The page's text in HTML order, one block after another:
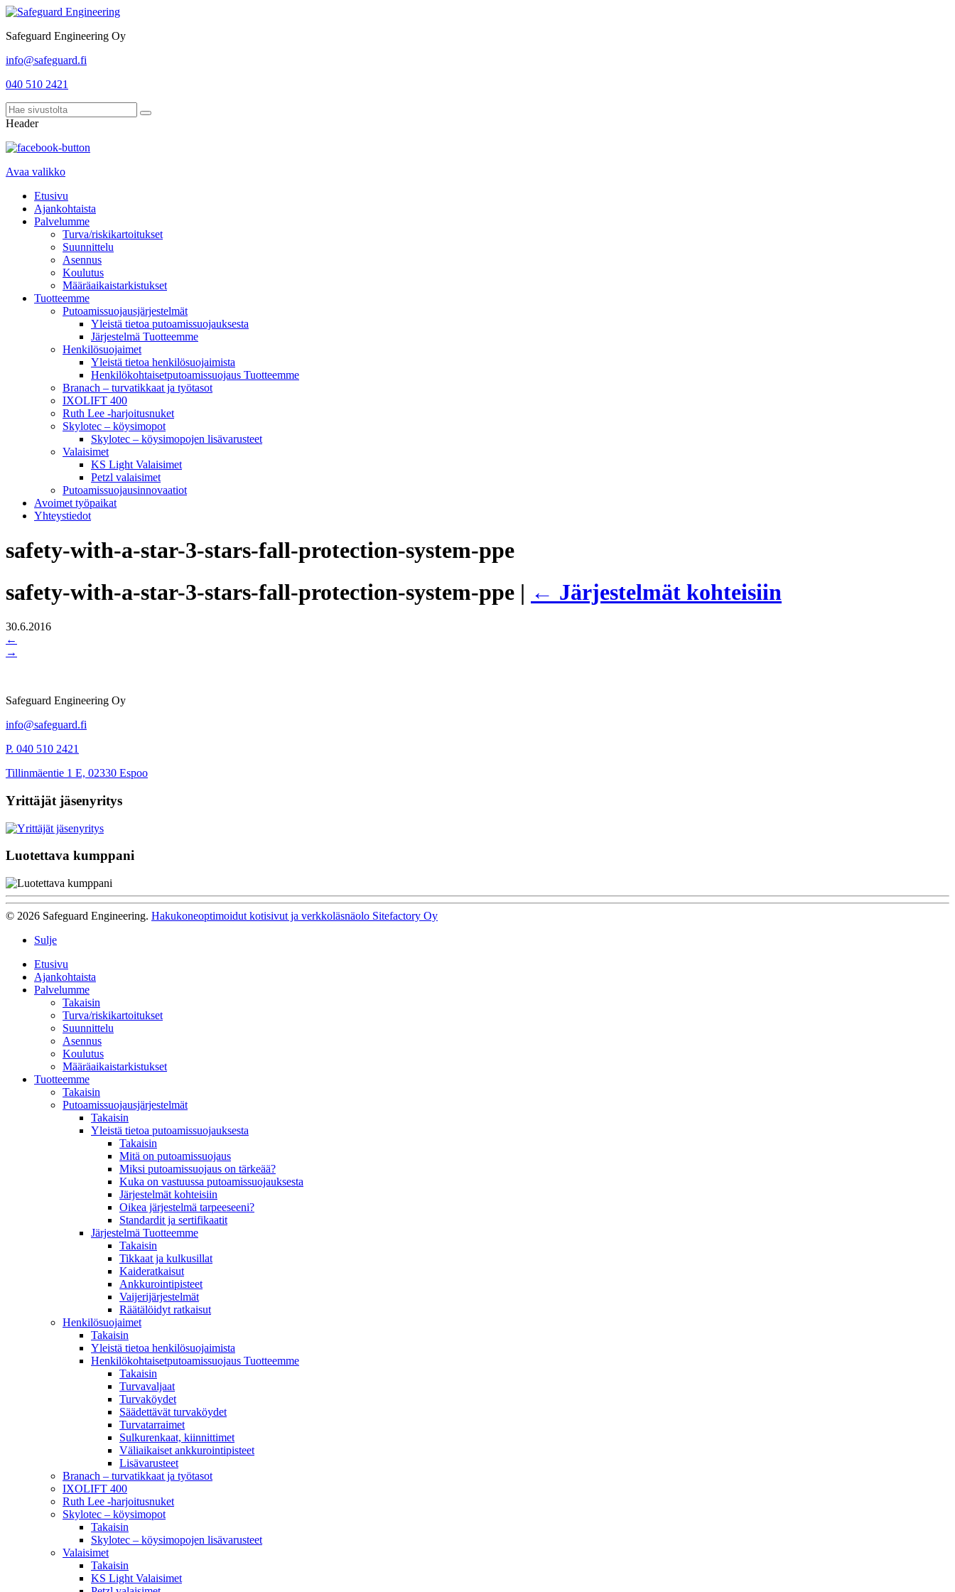
Safeguard Engineering Oy
info@safeguard.fi
040 510 2421
Header
Avaa valikko
Etusivu
Ajankohtaista
Palvelumme
Turva/riskikartoitukset
Suunnittelu
Asennus
Koulutus
Määräaikaistarkistukset
Tuotteemme
Putoamissuojausjärjestelmät
Yleistä tietoa putoamissuojauksesta
Järjestelmä Tuotteemme
Henkilösuojaimet
Yleistä tietoa henkilösuojaimista
Henkilökohtaisetputoamissuojaus Tuotteemme
Branach – turvatikkaat ja työtasot
IXOLIFT 400
Ruth Lee -harjoitusnuket
Skylotec – köysimopot
Skylotec – köysimopojen lisävarusteet
Valaisimet
KS Light Valaisimet
Petzl valaisimet
Putoamissuojausinnovaatiot
Avoimet työpaikat
Yhteystiedot
safety-with-a-star-3-stars-fall-protection-system-ppe
safety-with-a-star-3-stars-fall-protection-system-ppe | ← Järjestelmät kohteisiin
30.6.2016
←
→
Safeguard Engineering Oy
info@safeguard.fi
P. 040 510 2421
Tillinmäentie 1 E, 02330 Espoo
Yrittäjät jäsenyritys
Luotettava kumppani
© 2026 Safeguard Engineering. Hakukoneoptimoidut kotisivut ja verkkoläsnäolo Sitefactory Oy
Sulje
Etusivu
Ajankohtaista
Palvelumme
Takaisin
Turva/riskikartoitukset
Suunnittelu
Asennus
Koulutus
Määräaikaistarkistukset
Tuotteemme
Takaisin
Putoamissuojausjärjestelmät
Takaisin
Yleistä tietoa putoamissuojauksesta
Takaisin
Mitä on putoamissuojaus
Miksi putoamissuojaus on tärkeää?
Kuka on vastuussa putoamissuojauksesta
Järjestelmät kohteisiin
Oikea järjestelmä tarpeeseeni?
Standardit ja sertifikaatit
Järjestelmä Tuotteemme
Takaisin
Tikkaat ja kulkusillat
Kaideratkaisut
Ankkurointipisteet
Vaijerijärjestelmät
Räätälöidyt ratkaisut
Henkilösuojaimet
Takaisin
Yleistä tietoa henkilösuojaimista
Henkilökohtaisetputoamissuojaus Tuotteemme
Takaisin
Turvavaljaat
Turvaköydet
Säädettävät turvaköydet
Turvatarraimet
Sulkurenkaat, kiinnittimet
Väliaikaiset ankkurointipisteet
Lisävarusteet
Branach – turvatikkaat ja työtasot
IXOLIFT 400
Ruth Lee -harjoitusnuket
Skylotec – köysimopot
Takaisin
Skylotec – köysimopojen lisävarusteet
Valaisimet
Takaisin
KS Light Valaisimet